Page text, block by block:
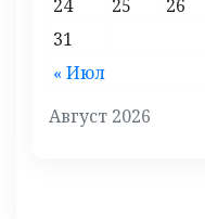
Август 2026
« Июл
24
25 26
31